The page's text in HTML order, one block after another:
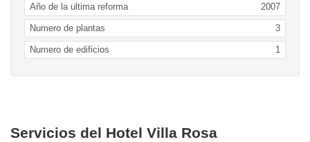
Año de la ultima reforma 2007
Numero de plantas 3
Numero de edificios 1
Servicios del Hotel Villa Rosa